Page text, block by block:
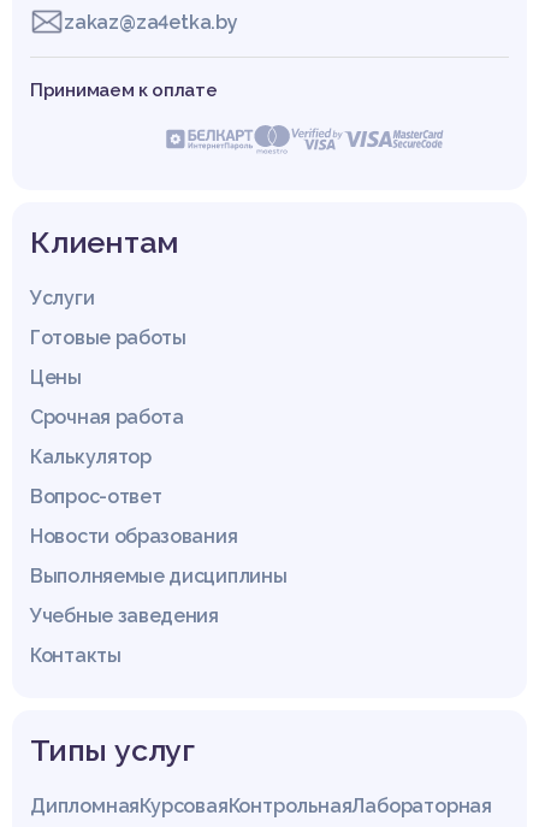
zakaz@za4etka.by
Принимаем к оплате
Клиентам
Услуги
Готовые работы
Цены
Срочная работа
Калькулятор
Вопрос-ответ
Новости образования
Выполняемые дисциплины
Учебные заведения
Контакты
Типы услуг
ДипломнаяКурсоваяКонтрольнаяЛабораторная